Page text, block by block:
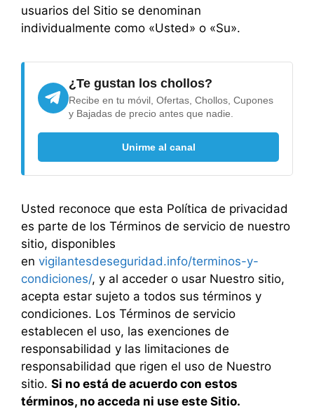
usuarios del Sitio se denominan
individualmente como «Usted» o «Su».
¿Te gustan los chollos?
Recibe en tu móvil, Ofertas, Chollos, Cupones
y Bajadas de precio antes que nadie.
Unirme al canal
Usted reconoce que esta Política de privacidad
es parte de los Términos de servicio de nuestro
sitio, disponibles
en vigilantesdeseguridad.info/terminos-y-
condiciones/, y al acceder o usar Nuestro sitio,
acepta estar sujeto a todos sus términos y
condiciones. Los Términos de servicio
establecen el uso, las exenciones de
responsabilidad y las limitaciones de
responsabilidad que rigen el uso de Nuestro
sitio. Si no está de acuerdo con estos
términos, no acceda ni use este Sitio.